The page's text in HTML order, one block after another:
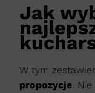
Jak
W tym
propozycje .